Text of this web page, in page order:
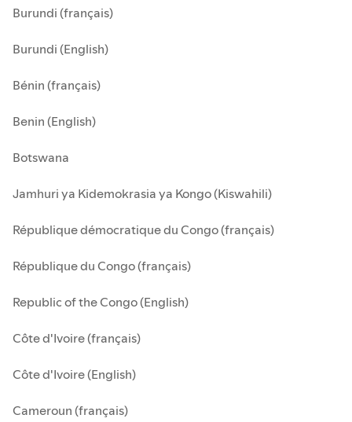
Burundi (français)
Burundi (English)
Bénin (français)
Benin (English)
Botswana
Jamhuri ya Kidemokrasia ya Kongo (Kiswahili)
République démocratique du Congo (français)
République du Congo (français)
Republic of the Congo (English)
Côte d'Ivoire (français)
Côte d'Ivoire (English)
Cameroun (français)